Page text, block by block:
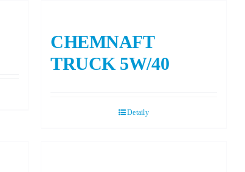
CHEMNAFT
TRUCK 5W/40
Detaily